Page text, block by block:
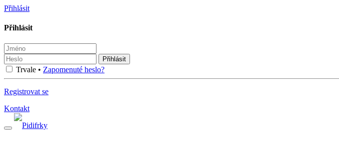
Přihlásit
Přihlásit
Přihlásit
Trvale • Zapomenuté heslo?
Registrovat se
Kontakt